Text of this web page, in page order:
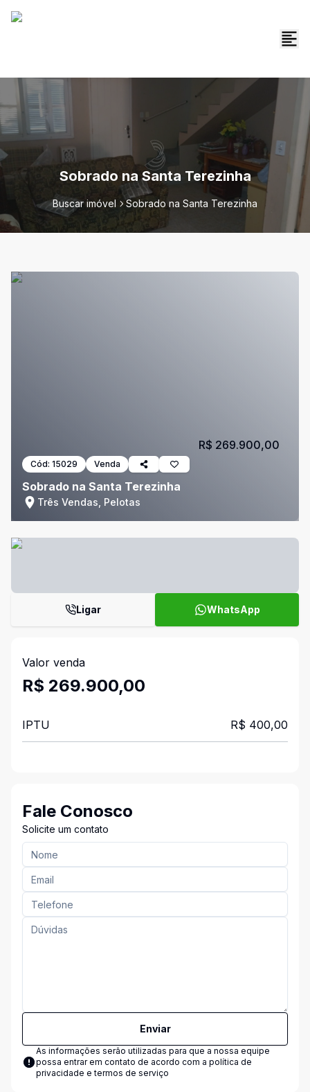
Sobrado na Santa Terezinha
Buscar imóvel Sobrado na Santa Terezinha
Cód: 15029 Venda
Sobrado na Santa Terezinha
Três Vendas, Pelotas
R$ 269.900,00
Ligar WhatsApp
Valor venda
R$ 269.900,00
IPTU R$ 400,00
Fale Conosco
Solicite um contato
Enviar
As informações serão utilizadas para que a nossa equipe
possa entrar em contato de acordo com a política de
privacidade e termos de serviço